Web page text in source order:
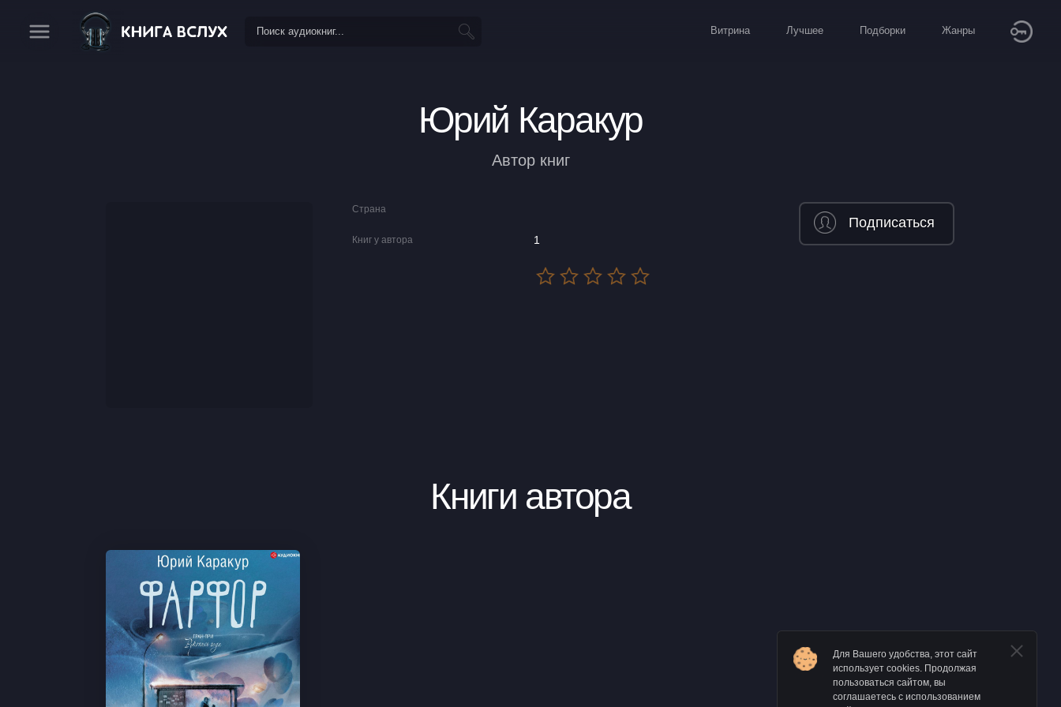
Витрина Лучшее Подборки Жанры
Юрий Каракур
Автор книг
Страна
Книг у автора 1
Подписаться
Книги автора
Для Вашего удобства, этот сайт
использует cookies. Продолжая
пользоваться сайтом, вы
соглашаетесь с использованием